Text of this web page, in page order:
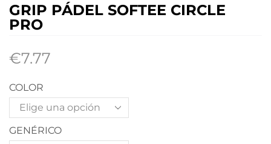
GRIP PÁDEL SOFTEE CIRCLE
PRO
€7.77
COLOR
GENÉRICO